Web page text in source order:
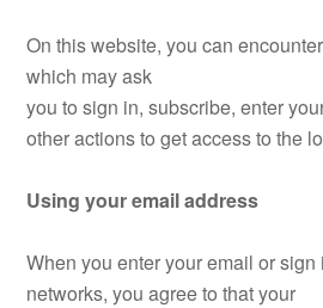
On this website, you can
which may ask
you to sign in, subscribe, enter
other actions to get access to the
Using your email address
When you enter your email or
networks, you agree to that your